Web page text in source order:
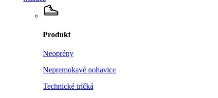
Produkt
Neoprény
Nepremokavé nohavice
Technické tričká